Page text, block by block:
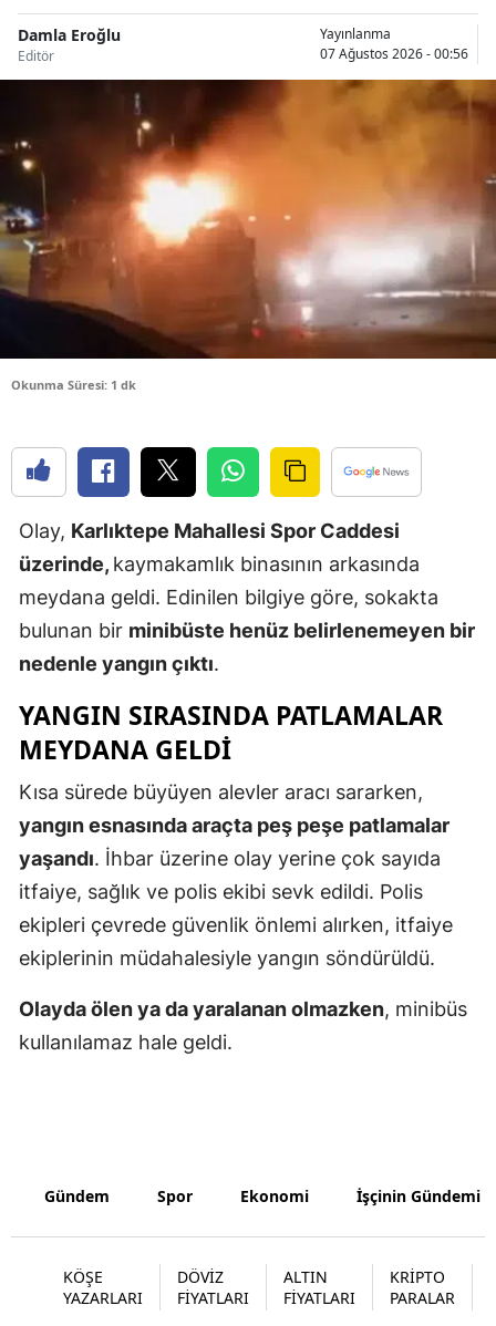
Sivas
Tekirdağ
Tunceli
Şanlıurfa
Uşak
Van
Aksaray
Karaman
Kırıkkale
Batman
Ardahan
Iğdır
Yalova
Karabük
Kilis
Osmaniye
Damla Eroğlu
Editör
Yayınlanma
07 Ağustos 2026 - 00:56
Okunma Süresi: 1 dk
Olay, Karlıktepe Mahallesi Spor Caddesi
üzerinde, kaymakamlık binasının arkasında
meydana geldi. Edinilen bilgiye göre, sokakta
bulunan bir minibüste henüz belirlenemeyen bir
nedenle yangın çıktı.
YANGIN SIRASINDA PATLAMALAR
MEYDANA GELDI
Kısa sürede büyüyen alevler aracı sararken,
yangın esnasında araçta peş peşe patlamalar
yaşandı. İhbar üzerine olay yerine çok sayıda
itfaiye, sağlık ve polis ekibi sevk edildi. Polis
ekipleri çevrede güvenlik önlemi alırken, itfaiye
ekiplerinin müdahalesiyle yangın söndürüldü.
Olayda ölen ya da yaralanan olmazken, minibüs
kullanılamaz hale geldi.
Gündem Spor Ekonomi İşçinin Gündemi
KÖŞE
YAZARLARI
DÖVİZ
FİYATLARI
ALTIN
FİYATLARI
KRİPTO
PARALAR